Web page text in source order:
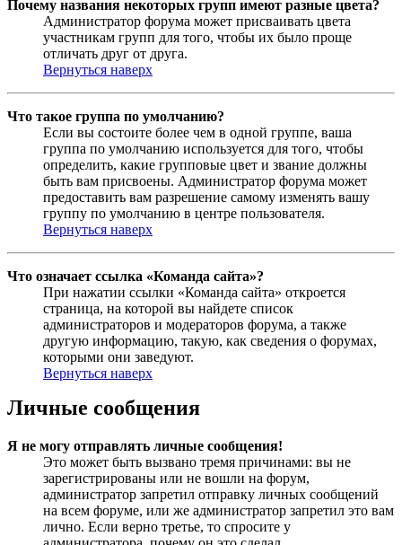
Почему названия некоторых групп имеют разные цвета?
Администратор форума может присваивать цвета
участникам групп для того, чтобы их было проще
отличать друг от друга.
Вернуться наверх
Что такое группа по умолчанию?
Если вы состоите более чем в одной группе, ваша
группа по умолчанию используется для того, чтобы
определить, какие групповые цвет и звание должны
быть вам присвоены. Администратор форума может
предоставить вам разрешение самому изменять вашу
группу по умолчанию в центре пользователя.
Вернуться наверх
Что означает ссылка «Команда сайта»?
При нажатии ссылки «Команда сайта» откроется
страница, на которой вы найдете список
администраторов и модераторов форума, а также
другую информацию, такую, как сведения о форумах,
которыми они заведуют.
Вернуться наверх
Личные сообщения
Я не могу отправлять личные сообщения!
Это может быть вызвано тремя причинами: вы не
зарегистрированы или не вошли на форум,
администратор запретил отправку личных сообщений
на всем форуме, или же администратор запретил это вам
лично. Если верно третье, то спросите у